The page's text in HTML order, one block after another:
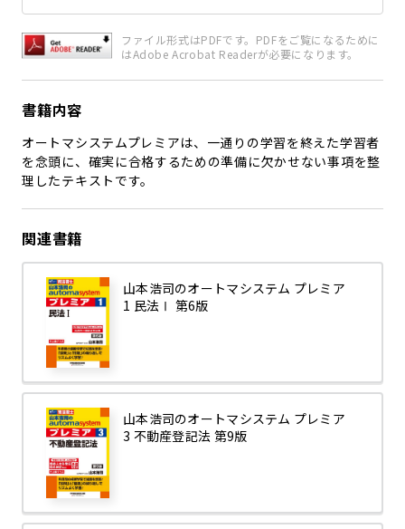
ファイル形式はPDFです。PDFをご覧になるために
はAdobe Acrobat Readerが必要になります。
書籍内容
オートマシステムプレミアは、一通りの学習を終えた学習者
を念頭に、確実に合格するための準備に欠かせない事項を整
理したテキストです。
関連書籍
山本浩司のオートマシステム プレミア
1 民法Ⅰ 第6版
山本浩司のオートマシステム プレミア
3 不動産登記法 第9版